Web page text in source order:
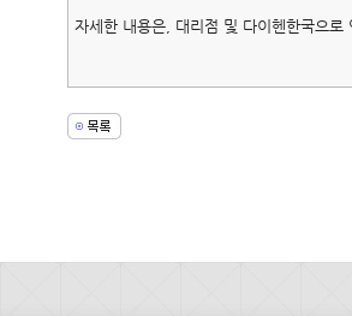
자세한 내용은, 대리점 및 다이헨한국으로